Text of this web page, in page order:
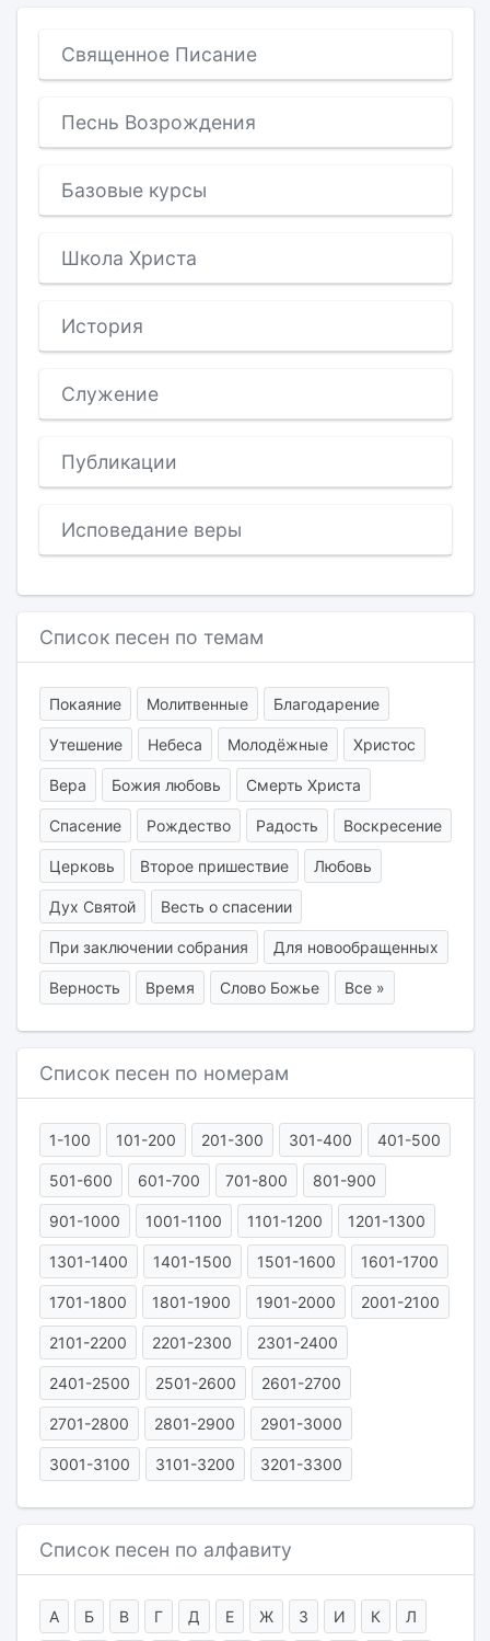
Священное Писание
Песнь Возрождения
Базовые курсы
Школа Христа
История
Служение
Публикации
Исповедание веры
Список песен по темам
Покаяние Молитвенные Благодарение
Утешение Небеса Молодёжные Христос
Вера Божия любовь Смерть Христа
Спасение Рождество Радость Воскресение
Церковь Второе пришествие Любовь
Дух Святой Весть о спасении
При заключении собрания Для новообращенных
Верность Время Слово Божье Все »
Список песен по номерам
1-100 101-200 201-300 301-400 401-500
501-600 601-700 701-800 801-900
901-1000 1001-1100 1101-1200 1201-1300
1301-1400 1401-1500 1501-1600 1601-1700
1701-1800 1801-1900 1901-2000 2001-2100
2101-2200 2201-2300 2301-2400
2401-2500 2501-2600 2601-2700
2701-2800 2801-2900 2901-3000
3001-3100 3101-3200 3201-3300
Список песен по алфавиту
А Б В Г Д Е Ж З И К Л